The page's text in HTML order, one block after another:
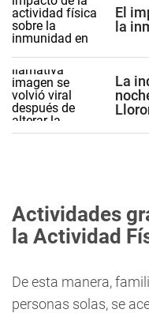
El
la
La
Actividades
la Actividad
De esta manera,
personas solas, se